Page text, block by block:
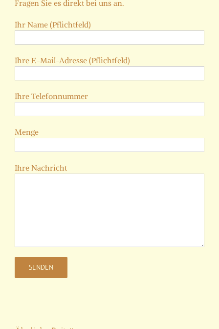
Fragen Sie es direkt bei uns an.
Ihr Name (Pflichtfeld)
Ihre E-Mail-Adresse (Pflichtfeld)
Ihre Telefonnummer
Menge
Ihre Nachricht